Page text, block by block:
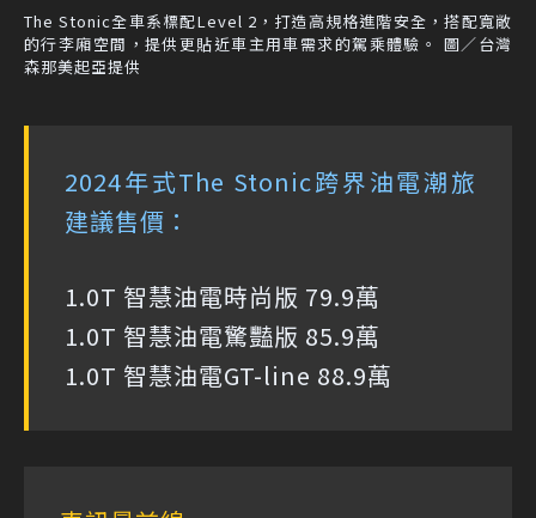
The Stonic全車系標配Level 2，打造高規格進階安全，搭配寬敞
的行李廂空間，提供更貼近車主用車需求的駕乘體驗。 圖／台灣
森那美起亞提供
2024年式The Stonic跨界油電潮旅
建議售價：
1.0T 智慧油電時尚版 79.9萬
1.0T 智慧油電驚豔版 85.9萬
1.0T 智慧油電GT-line 88.9萬